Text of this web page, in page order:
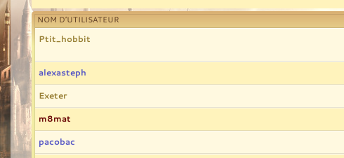
NOM D’UTILISATEUR
Ptit_hobbit
alexasteph
Exeter
m8mat
pacobac